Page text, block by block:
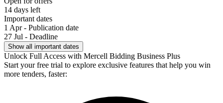
14 days left
Important dates
1 Apr - Publication date
27 Jul - Deadline
Show all important dates
Unlock Full Access with Mercell Bidding Business Plus
Start your free trial to explore exclusive features that help you win
more tenders, faster: